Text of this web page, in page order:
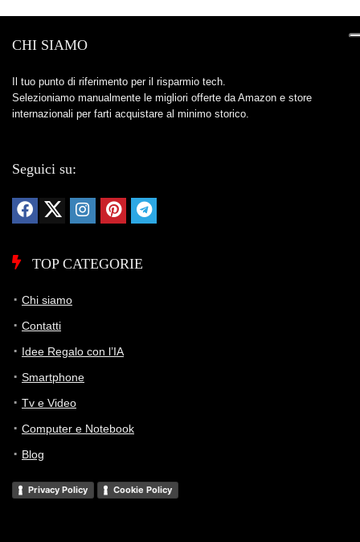
CHI SIAMO
Il tuo punto di riferimento per il risparmio tech.
Selezioniamo manualmente le migliori offerte da Amazon e store
internazionali per farti acquistare al minimo storico.
Seguici su:
TOP CATEGORIE
Chi siamo
Contatti
Idee Regalo con l’IA
Smartphone
Tv e Video
Computer e Notebook
Blog
Privacy Policy Cookie Policy